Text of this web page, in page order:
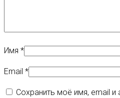
Имя *
Email *
Сохранить моё имя, email и